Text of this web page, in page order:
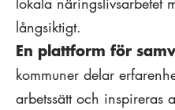
långsiktigt.
En plattform för
kommuner delar
arbetssätt och inspireras